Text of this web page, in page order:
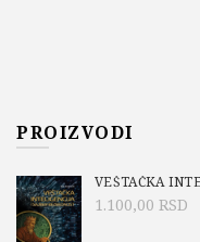
PROIZVODI
VEŠTAČKA
1.100,00 RSD